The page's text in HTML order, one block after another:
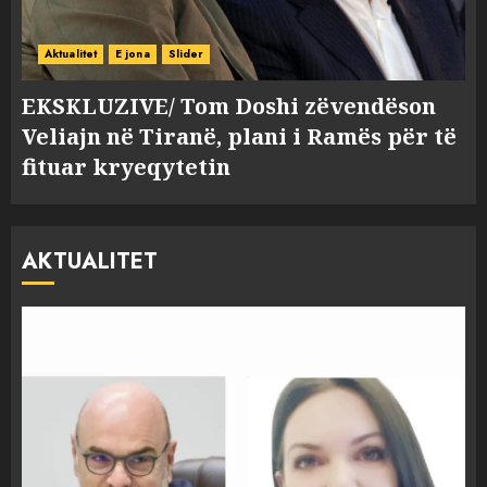
Aktualitet E jona Slider
EKSKLUZIVE/ Tom Doshi zëvendëson
Veliajn në Tiranë, plani i Ramës për të
fituar kryeqytetin
AKTUALITET